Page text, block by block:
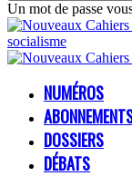
Un mot de passe
socialisme
NUMÉROS
DOSSIERS
DÉBATS